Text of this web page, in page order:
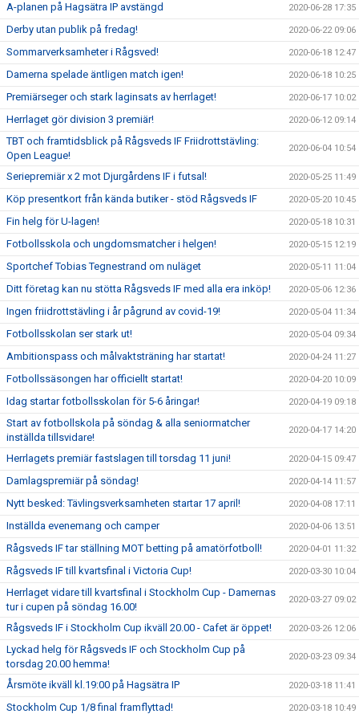
A-planen på Hagsätra IP avstängd 2020-06-28 17:35
Derby utan publik på fredag! 2020-06-22 09:06
Sommarverksamheter i Rågsved! 2020-06-18 12:47
Damerna spelade äntligen match igen! 2020-06-18 10:25
Premiärseger och stark laginsats av herrlaget! 2020-06-17 10:02
Herrlaget gör division 3 premiär! 2020-06-12 09:14
TBT och framtidsblick på Rågsveds IF Friidrottstävling:
Open League!
2020-06-04 10:54
Seriepremiär x 2 mot Djurgårdens IF i futsal! 2020-05-25 11:49
Köp presentkort från kända butiker - stöd Rågsveds IF 2020-05-20 10:45
Fin helg för U-lagen! 2020-05-18 10:31
Fotbollsskola och ungdomsmatcher i helgen! 2020-05-15 12:19
Sportchef Tobias Tegnestrand om nuläget 2020-05-11 11:04
Ditt företag kan nu stötta Rågsveds IF med alla era inköp! 2020-05-06 12:36
Ingen friidrottstävling i år pågrund av covid-19! 2020-05-04 11:34
Fotbollsskolan ser stark ut! 2020-05-04 09:34
Ambitionspass och målvaktsträning har startat! 2020-04-24 11:27
Fotbollssäsongen har officiellt startat! 2020-04-20 10:09
Idag startar fotbollsskolan för 5-6 åringar! 2020-04-19 09:18
Start av fotbollskola på söndag & alla seniormatcher
inställda tillsvidare!
2020-04-17 14:20
Herrlagets premiär fastslagen till torsdag 11 juni! 2020-04-15 09:47
Damlagspremiär på söndag! 2020-04-14 11:57
Nytt besked: Tävlingsverksamheten startar 17 april! 2020-04-08 17:11
Inställda evenemang och camper 2020-04-06 13:51
Rågsveds IF tar ställning MOT betting på amatörfotboll! 2020-04-01 11:32
Rågsveds IF till kvartsfinal i Victoria Cup! 2020-03-30 10:04
Herrlaget vidare till kvartsfinal i Stockholm Cup - Damernas
tur i cupen på söndag 16.00!
2020-03-27 09:02
Rågsveds IF i Stockholm Cup ikväll 20.00 - Cafet är öppet! 2020-03-26 12:06
Lyckad helg för Rågsveds IF och Stockholm Cup på
torsdag 20.00 hemma!
2020-03-23 09:34
Årsmöte ikväll kl.19:00 på Hagsätra IP 2020-03-18 11:41
Stockholm Cup 1/8 final framflyttad! 2020-03-18 10:49